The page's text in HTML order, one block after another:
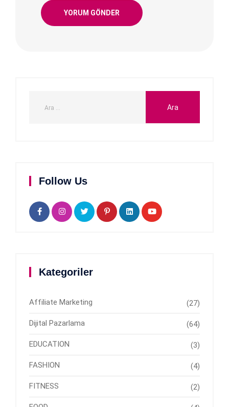
Follow Us
Kategoriler
Affiliate Marketing (27)
Dijital Pazarlama (64)
EDUCATION (3)
FASHION (4)
FITNESS (2)